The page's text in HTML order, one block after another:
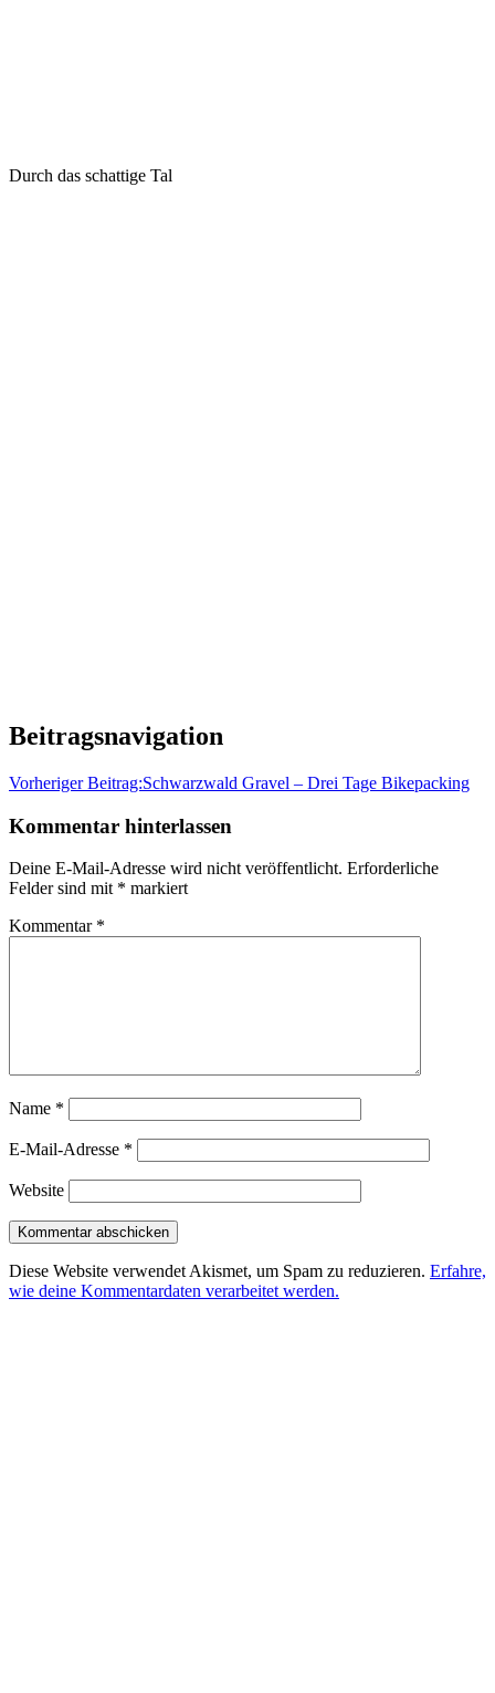
Durch das schattige Tal
Beitragsnavigation
Vorheriger Beitrag:Schwarzwald Gravel – Drei Tage Bikepacking
Kommentar hinterlassen
Deine E-Mail-Adresse wird nicht veröffentlicht. Erforderliche
Felder sind mit * markiert
Kommentar *
Name *
E-Mail-Adresse *
Website
Diese Website verwendet Akismet, um Spam zu reduzieren. Erfahre,
wie deine Kommentardaten verarbeitet werden.